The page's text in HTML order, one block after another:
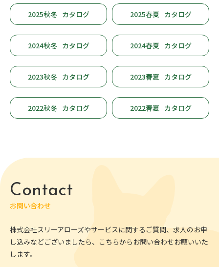
2025秋冬 カタログ 2025春夏 カタログ
2024秋冬 カタログ 2024春夏 カタログ
2023秋冬 カタログ 2023春夏 カタログ
2022秋冬 カタログ 2022春夏 カタログ
Contact
お問い合わせ
株式会社スリーアローズやサービスに関するご質問、求人のお申
し込みなどございましたら、こちらからお問い合わせお願いいた
します。